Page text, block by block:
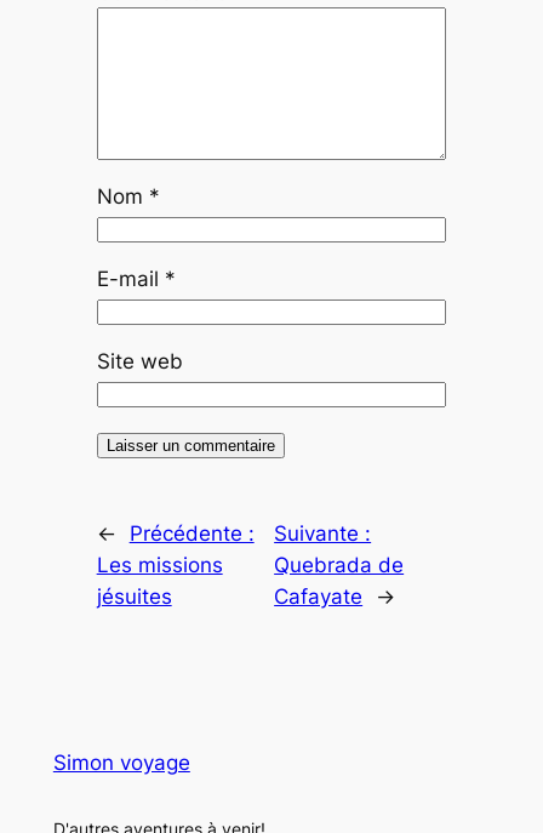
Nom *
E-mail *
Site web
←
Précédente :
Les missions
jésuites
Suivante :
Quebrada de
Cafayate
→
Simon voyage